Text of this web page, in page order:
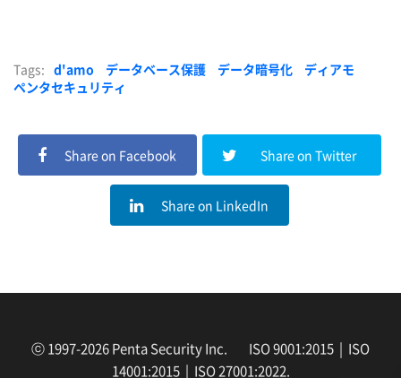
Tags: d'amo データベース保護 データ暗号化
ディアモ
ペンタセキュリティ
Share on Facebook Share on Twitter
Share on LinkedIn
ⓒ 1997-2026 Penta Security Inc. ISO 9001:2015 | ISO
14001:2015 | ISO 27001:2022.